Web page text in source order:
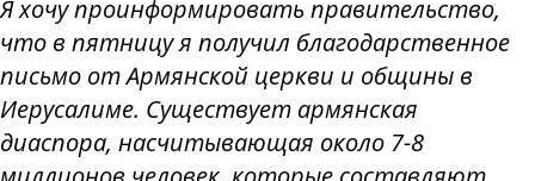
Я хочу проинформировать правительство,
что в пятницу я получил благодарственное
письмо от Армянской церкви и общины в
Иерусалиме. Существует армянская
диаспора, насчитывающая около 7-8